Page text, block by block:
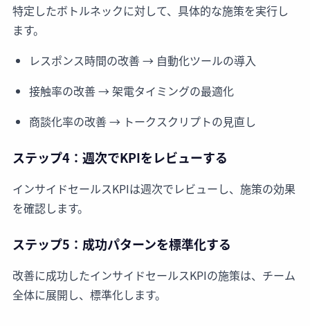
特定したボトルネックに対して、具体的な施策を実行し
ます。
レスポンス時間の改善 → 自動化ツールの導入
接触率の改善 → 架電タイミングの最適化
商談化率の改善 → トークスクリプトの見直し
ステップ4：週次でKPIをレビューする
インサイドセールスKPIは週次でレビューし、施策の効果
を確認します。
ステップ5：成功パターンを標準化する
改善に成功したインサイドセールスKPIの施策は、チーム
全体に展開し、標準化します。